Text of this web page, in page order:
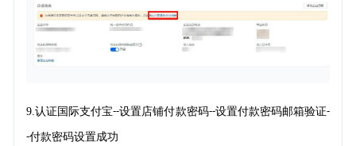
9.认证国际支付宝--设置店铺付款密码--设置付款密码邮箱验证-
-付款密码设置成功